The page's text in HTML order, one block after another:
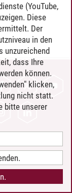
(YouTube,
Diese
Der
in den
unzureichend
dass Ihre
können.
klicken,
nicht statt.
bitte unserer